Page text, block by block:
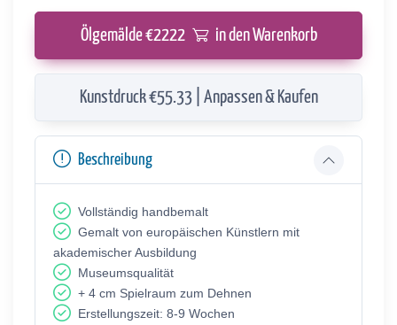
Ölgemälde €2222 in den Warenkorb
Kunstdruck €55.33 | Anpassen & Kaufen
Beschreibung
Vollständig handbemalt
Gemalt von europäischen Künstlern mit
akademischer Ausbildung
Museumsqualität
+ 4 cm Spielraum zum Dehnen
Erstellungszeit: 8-9 Wochen